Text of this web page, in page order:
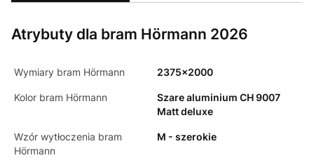
Atrybuty dla bram Hörmann 2026
Wymiary bram Hörmann 2375x2000
Kolor bram Hörmann
Szare aluminium CH 9007
Matt deluxe
Wzór wytłoczenia bram
Hörmann
M - szerokie